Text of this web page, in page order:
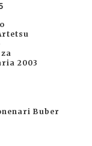
2003
Buber